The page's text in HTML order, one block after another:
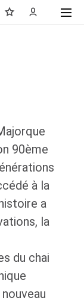
90ème
à la
a
la
du chai